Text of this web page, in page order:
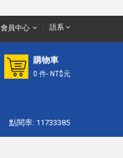
會員中心 語系
購物車
0 件- NT$元
點閱率: 11733385